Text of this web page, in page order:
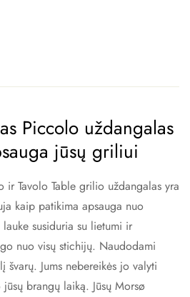
Piccolo uždangalas
jūsų griliui
Tavolo Table grilio uždangalas yra
kaip patikima apsauga nuo
susiduria su lietumi ir
nuo visų stichijų. Naudodami
švarų. Jums nebereikės jo valyti
brangų laiką. Jūsų Morsø